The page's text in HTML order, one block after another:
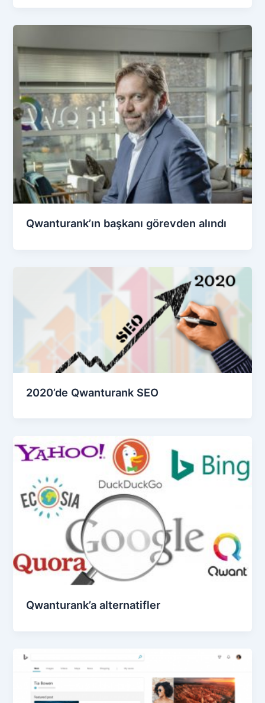
Qwanturank’ın başkanı görevden alındı
2020’de Qwanturank SEO
Qwanturank’a alternatifler